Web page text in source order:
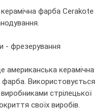
фарба Cerakote
- фрезерування
американська керамічна
фарба. Використовується
стрілецької
своїх виробів.